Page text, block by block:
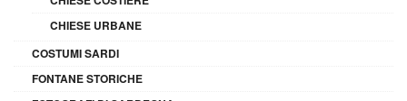
CHIESE URBANE
COSTUMI SARDI
FONTANE STORICHE